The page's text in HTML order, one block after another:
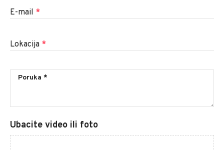
E-mail *
Lokacija *
Ubacite video ili foto